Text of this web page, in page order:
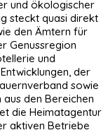
und ökologischer
steckt quasi direkt
den Ämtern für
Genussregion
und
der
sowie
den Bereichen
die Heimatagentur
aktiven Betriebe